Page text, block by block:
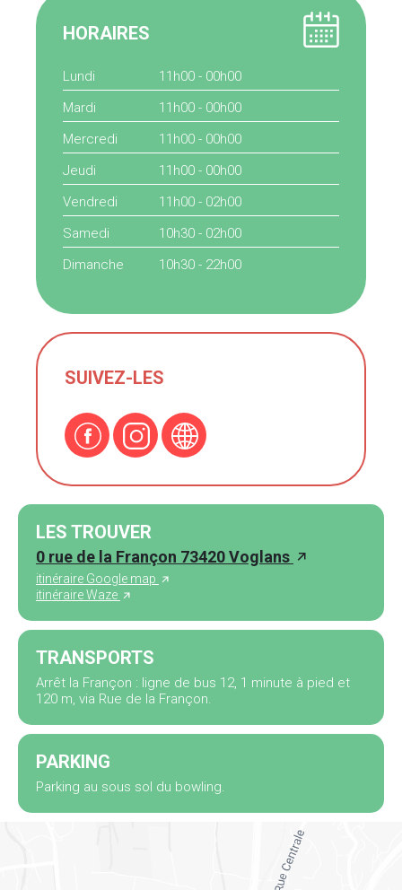
HORAIRES
Lundi
11h00 - 00h00
Mardi
11h00 - 00h00
Mercredi
11h00 - 00h00
Jeudi
11h00 - 00h00
Vendredi
11h00 - 02h00
Samedi
10h30 - 02h00
Dimanche
10h30 - 22h00
SUIVEZ-LES
LES TROUVER
0 rue de la Françon 73420 Voglans
itinéraire Google map
itinéraire Waze
TRANSPORTS
Arrêt la Françon : ligne de bus 12, 1 minute à pied et
120 m, via Rue de la Françon.
PARKING
Parking au sous sol du bowling.